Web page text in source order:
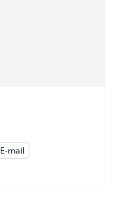
E-mail